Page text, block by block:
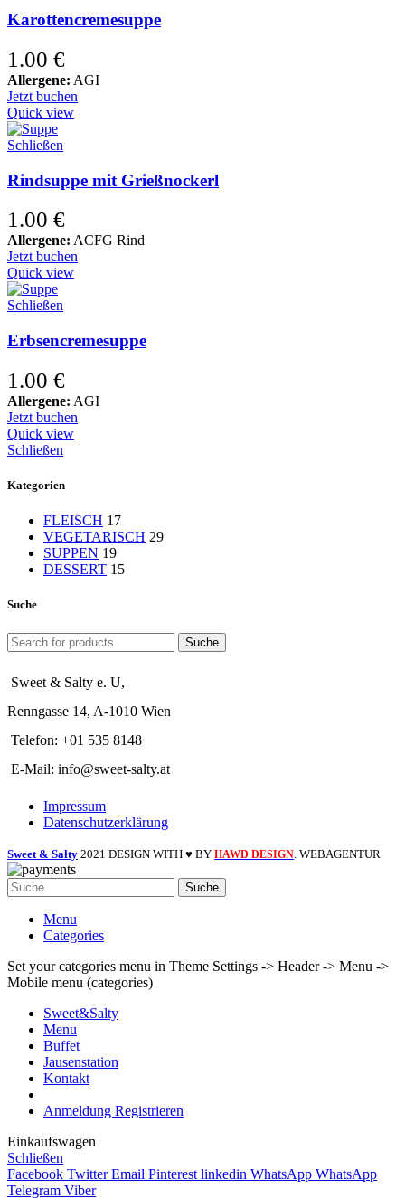
Karottencremesuppe
1.00 €
Allergene: AGI
Jetzt buchen
Quick view
Schließen
Rindsuppe mit Grießnockerl
1.00 €
Allergene: ACFG Rind
Jetzt buchen
Quick view
Schließen
Erbsencremesuppe
1.00 €
Allergene: AGI
Jetzt buchen
Quick view
Schließen
Kategorien
FLEISCH 17
VEGETARISCH 29
SUPPEN 19
DESSERT 15
Suche
Suche
Sweet & Salty e. U,
Renngasse 14, A-1010 Wien
Telefon: +01 535 8148
E-Mail: info@sweet-salty.at
Impressum
Datenschutzerklärung
Sweet & Salty 2021 DESIGN WITH ♥ BY HAWD DESIGN . WEBAGENTUR
Suche
Menu
Categories
Set your categories menu in Theme Settings -> Header -> Menu ->
Mobile menu (categories)
Sweet&Salty
Menu
Buffet
Jausenstation
Kontakt
Anmeldung Registrieren
Einkaufswagen
Schließen
Facebook Twitter Email Pinterest linkedin WhatsApp WhatsApp
Telegram Viber